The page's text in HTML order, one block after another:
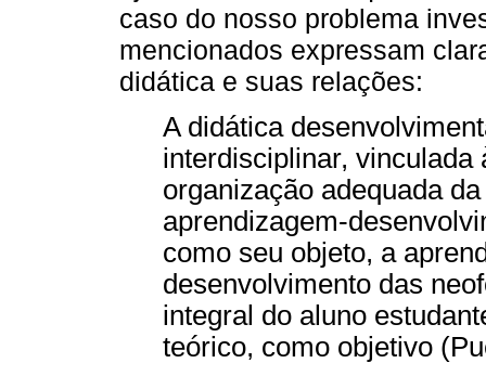
caso do nosso problema
mencionados expressam
didática e suas relações:
A didática
interdisciplinar, vinculada
organização adequada
aprendizagem-
como seu objeto, a
desenvolvimento das
integral do aluno
teórico, como objetivo